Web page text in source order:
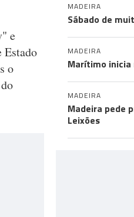
e
Estado
o
MADEIRA
Sábado de
MADEIRA
Marítimo inicia
MADEIRA
Madeira pede
Leixões